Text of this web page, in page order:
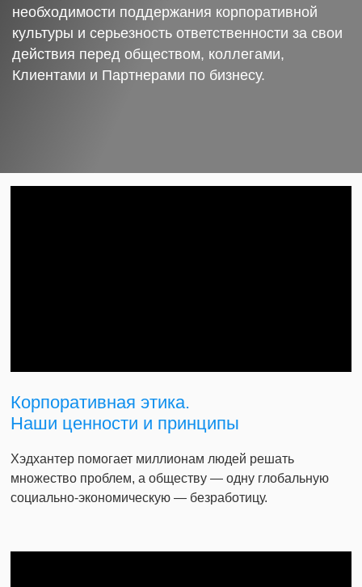
необходимости поддержания корпоративной
культуры и серьезность ответственности за свои
действия перед обществом, коллегами,
Клиентами и Партнерами по бизнесу.
Корпоративная этика.
Наши ценности и принципы
Хэдхантер помогает миллионам людей решать
множество проблем, а обществу — одну глобальную
социально-экономическую — безработицу.